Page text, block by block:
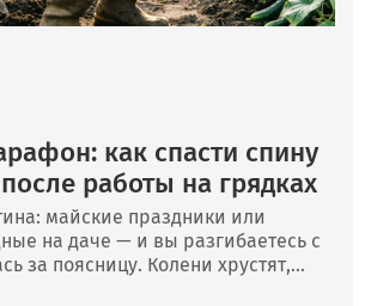
как спасти спину
работы на грядках
майские праздники или
на даче — и вы разгибаетесь с
за поясницу. Колени хрустят,...